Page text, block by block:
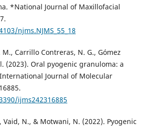
*National Journal of Maxillofacial
njms.NJMS_55_18
Carrillo Contreras, N. G., Gómez
(2023). Oral pyogenic granuloma: a
Journal of Molecular
ijms242316885
Vaid, N., & Motwani, N. (2022). Pyogenic